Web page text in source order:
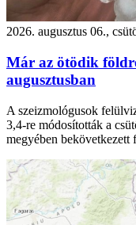
2026. augusztus 06.,
Már az ötödik
augusztusban
A szeizmológusok
3,4-re módosították a
megyében bekövetkezett